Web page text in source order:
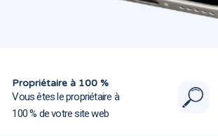
Propriétaire à 100 %
Vous êtes le propriétaire à
100 % de votre site web